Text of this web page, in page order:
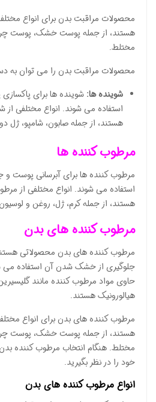
محصولات مراقبت بدن برای انواع
هستند، از جمله پوست خشک، پوست
مختلط.
محصولات مراقبت بدن را می توان به
شوینده ها: شوینده ها برای
استفاده می شوند. انواع مختلفی
هستند، از جمله صابون، شامپو،
مرطوب کننده ها
مرطوب کننده ها برای آبرسانی پوست
استفاده می شوند. انواع مختلفی از
هستند، از جمله کرم، ژل، روغن و
مرطوب کننده های بدن
مرطوب کننده های بدن محصولاتی
جلوگیری از خشک شدن آن استفاده می
حاوی مواد مرطوب کننده مانند
هیالورونیک هستند.
مرطوب کننده های بدن برای انواع
هستند، از جمله پوست خشک، پوست
مختلط. هنگام انتخاب مرطوب کننده
خود را در نظر بگیرید.
انواع مرطوب کننده های بدن